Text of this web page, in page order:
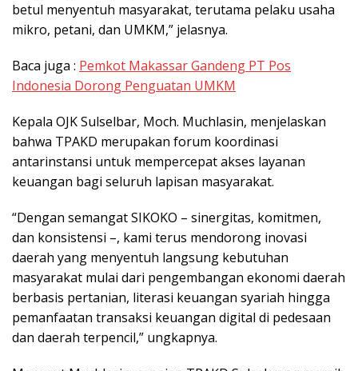
betul menyentuh masyarakat, terutama pelaku usaha
mikro, petani, dan UMKM,” jelasnya.
Baca juga : Pemkot Makassar Gandeng PT Pos
Indonesia Dorong Penguatan UMKM
Kepala OJK Sulselbar, Moch. Muchlasin, menjelaskan
bahwa TPAKD merupakan forum koordinasi
antarinstansi untuk mempercepat akses layanan
keuangan bagi seluruh lapisan masyarakat.
“Dengan semangat SIKOKO – sinergitas, komitmen,
dan konsistensi –, kami terus mendorong inovasi
daerah yang menyentuh langsung kebutuhan
masyarakat mulai dari pengembangan ekonomi daerah
berbasis pertanian, literasi keuangan syariah hingga
pemanfaatan transaksi keuangan digital di pedesaan
dan daerah terpencil,” ungkapnya.